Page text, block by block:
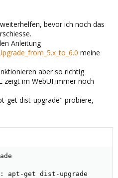
bevor ich noch das
Anleitung
meine
aber so richtig
zeigt im WebUI immer noch
get dist-upgrade" probiere,
apt-get dist-upgrade